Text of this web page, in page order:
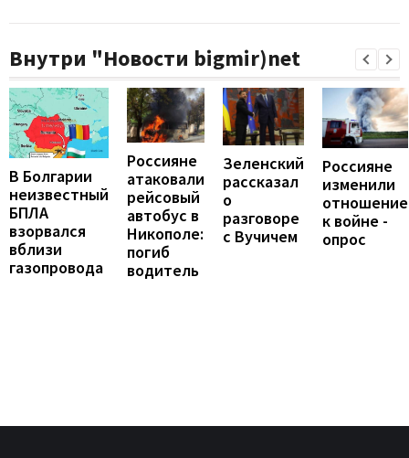
Внутри "Новости bigmir)net
В Болгарии
неизвестный
БПЛА
взорвался
вблизи
газопровода
Россияне
атаковали
рейсовый
автобус в
Никополе:
погиб
водитель
Зеленский
рассказал
о
разговоре
с Вучичем
Россияне
изменили
отношение
к войне -
опрос